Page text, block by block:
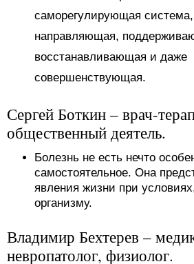
саморегулирующая
направляющая,
восстанавливающая и даже
совершенствующая.
Сергей Боткин – врач-
общественный деятель.
Болезнь не есть нечто
самостоятельное. Она
явления жизни при
организму.
Владимир Бехтерев –
невропатолог, физиолог.